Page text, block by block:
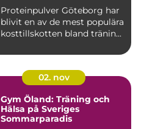
Proteinpulver Göteborg har
blivit en av de mest populära
kosttillskotten bland tränin...
02. nov
Gym Öland: Träning och
Hälsa på Sveriges
Sommarparadis